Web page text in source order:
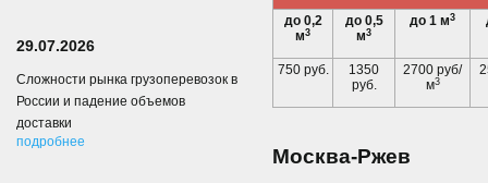
до 0,2
м3
до 0,5
м3
до 1 м3
750 руб.
1350
руб.
2700 руб/
м3
Москва-Ржев
29.07.2026
Сложности рынка грузоперевозок в
России и падение объемов
доставки
подробнее